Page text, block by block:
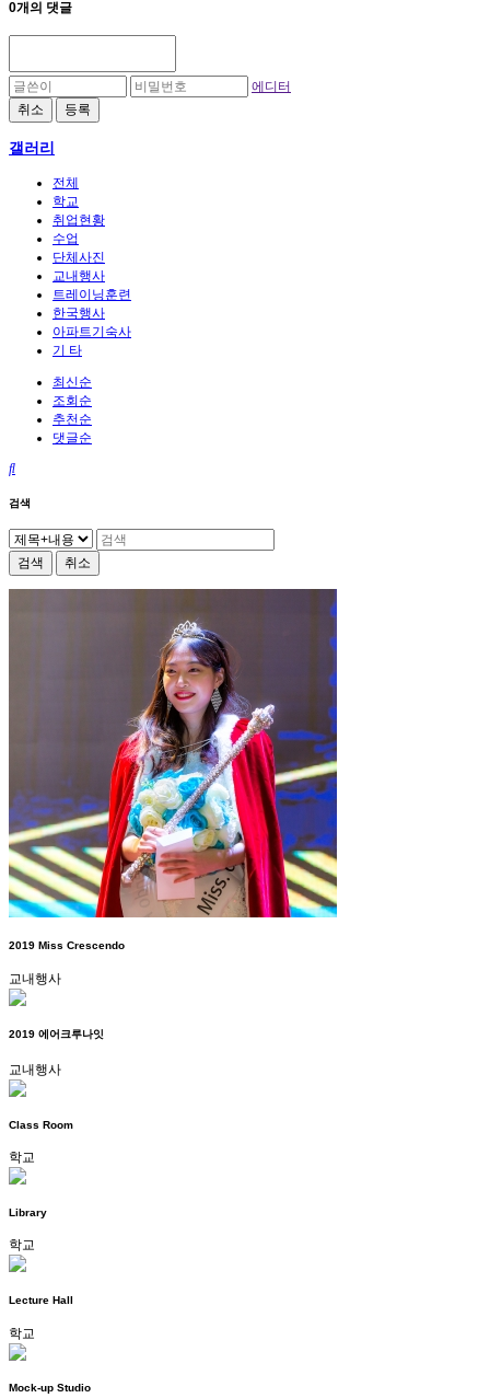
0개의 댓글
에디터
취소
등록
갤러리
전체
학교
취업현황
수업
단체사진
교내행사
트레이닝훈련
한국행사
아파트기숙사
기 타
최신순
조회순
추천순
댓글순
검색
검색 취소
2019 Miss Crescendo
교내행사
2019 에어크루나잇
교내행사
Class Room
학교
Library
학교
Lecture Hall
학교
Mock-up Studio